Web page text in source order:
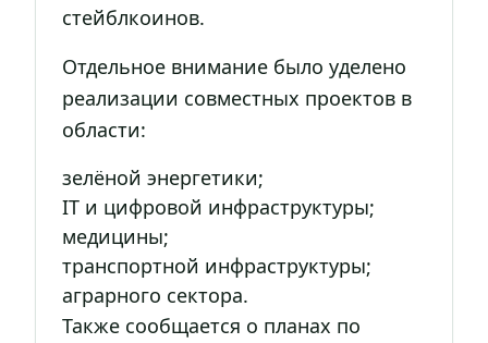
стейблкоинов.
Отдельное внимание было уделено
реализации совместных проектов в
области:
зелёной энергетики;
IT и цифровой инфраструктуры;
медицины;
транспортной инфраструктуры;
аграрного сектора.
Также сообщается о планах по